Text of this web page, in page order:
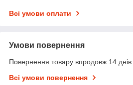
Всі умови оплати
Умови повернення
Повернення товару впродовж 14 днів
Всі умови повернення